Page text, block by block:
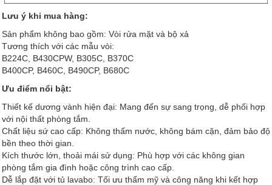
Lưu ý khi mua hàng:
Sản phẩm không bao gồm: Vòi rửa mặt và bộ xả
Tương thích với các mẫu vòi:
B224C, B430CPW, B305C, B370C
B400CP, B460C, B490CP, B680C
Ưu điểm nổi bật:
Thiết kế dương vành hiện đại: Mang đến sự sang trọng, dễ phối hợp
với nội thất phòng tắm.
Chất liệu sứ cao cấp: Không thấm nước, không bám cặn, đảm bảo độ
bền theo thời gian.
Kích thước lớn, thoải mái sử dụng: Phù hợp với các không gian
phòng tắm gia đình hoặc công trình cao cấp.
Dễ lắp đặt với tủ lavabo: Tối ưu thẩm mỹ và công năng khi kết hợp